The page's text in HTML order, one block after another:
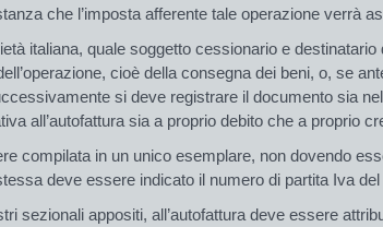
che l’imposta afferente tale operazione verrà
italiana, quale soggetto cessionario e
cioè della consegna dei beni, o, se
si deve registrare il documento sia
all’autofattura sia a proprio debito che a proprio
compilata in un unico esemplare, non dovendo
deve essere indicato il numero di partita Iva
sezionali appositi, all’autofattura deve essere